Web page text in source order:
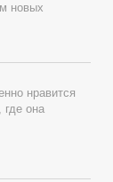
новых
нравится
она